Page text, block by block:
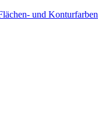
und Konturfarben